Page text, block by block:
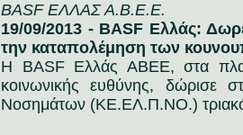
BASF ΕΛΛΑΣ Α.Β.Ε.Ε.
19/09/2013 - BASF Ελλάς:
την καταπολέμηση των
Η BASF Ελλάς ΑΒΕΕ, στα
κοινωνικής ευθύνης, δώρισε
Νοσημάτων (ΚΕ.ΕΛ.Π.ΝΟ.)